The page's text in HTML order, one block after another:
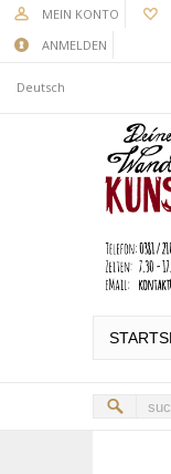
MEIN KONTO
ANMELDEN
Deutsch